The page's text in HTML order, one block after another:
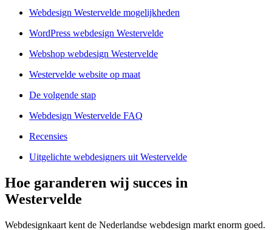
Webdesign Westervelde mogelijkheden
WordPress webdesign Westervelde
Webshop webdesign Westervelde
Westervelde website op maat
De volgende stap
Webdesign Westervelde FAQ
Recensies
Uitgelichte webdesigners uit Westervelde
Hoe garanderen wij succes in
Westervelde
Webdesignkaart kent de Nederlandse webdesign markt enorm goed.